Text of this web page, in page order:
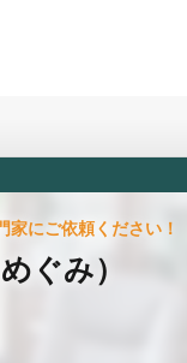
にご依頼ください！
ぐみ）